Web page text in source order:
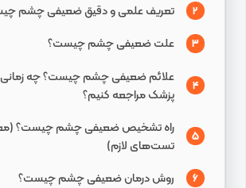
2 تعریف علمی و دقیق ضعیفی چشم
3 علت ضعیفی چشم چیست؟
4
علائم ضعیفی چشم چیست؟ چه
پزشک مراجعه کنیم؟
5
راه تشخیص ضعیفی چشم چیست؟
تست‌های لازم)
6 روش‌ درمان ضعیفی چشم چیست؟